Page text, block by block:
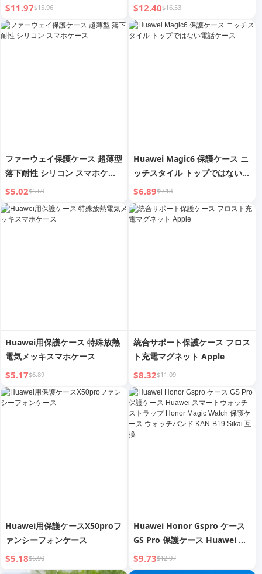
$11.97$15.96
iPhone 14pro用 新着 超薄型
耐落下性 15pm 透明ガラス ク
ラシック 女性用 レンズ オール
$12.40$16.53
ファーウェイ保護ケース 超薄型
落下耐性 シリコン スマホケー
ス
$5.02$6.69
Huawei Magic6 保護ケース ニ
ッチスタイル トップではない電
話ケース
$6.89$9.18
Huawei用保護ケース 特殊放熱
電気メッキスマホケース
$5.17$6.89
統合サポート保護ケース フロス
ト充電マグネット Apple
$8.32$11.09
Huawei用保護ケースX50proフ
ァンシーフォンケース
$5.18$6.90
Huawei Honor Gspro ケース
GS Pro 保護ケース Huawei ス
マートウォッチ ストラップ
Honor Magic Watch 保護ケー
$9.73$12.97